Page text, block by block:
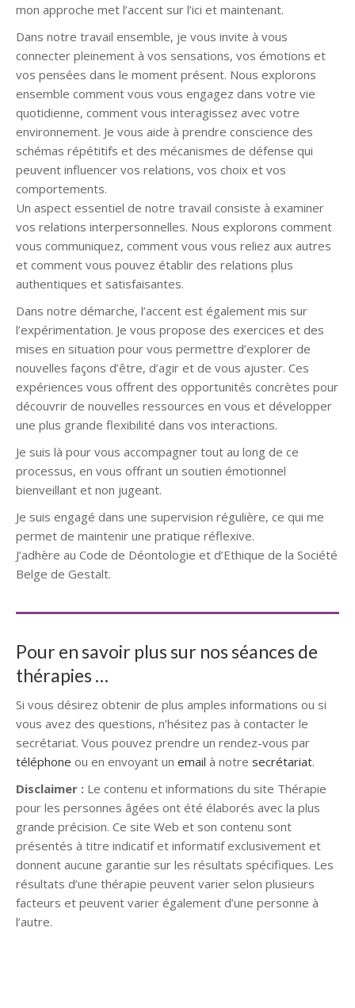
mon approche met l’accent sur l’ici et maintenant.
Dans notre travail ensemble, je vous invite à vous
connecter pleinement à vos sensations, vos émotions et
vos pensées dans le moment présent. Nous explorons
ensemble comment vous vous engagez dans votre vie
quotidienne, comment vous interagissez avec votre
environnement. Je vous aide à prendre conscience des
schémas répétitifs et des mécanismes de défense qui
peuvent influencer vos relations, vos choix et vos
comportements.
Un aspect essentiel de notre travail consiste à examiner
vos relations interpersonnelles. Nous explorons comment
vous communiquez, comment vous vous reliez aux autres
et comment vous pouvez établir des relations plus
authentiques et satisfaisantes.
Dans notre démarche, l’accent est également mis sur
l’expérimentation. Je vous propose des exercices et des
mises en situation pour vous permettre d’explorer de
nouvelles façons d’être, d’agir et de vous ajuster. Ces
expériences vous offrent des opportunités concrètes pour
découvrir de nouvelles ressources en vous et développer
une plus grande flexibilité dans vos interactions.
Je suis là pour vous accompagner tout au long de ce
processus, en vous offrant un soutien émotionnel
bienveillant et non jugeant.
Je suis engagé dans une supervision régulière, ce qui me
permet de maintenir une pratique réflexive.
J’adhère au Code de Déontologie et d’Ethique de la Société
Belge de Gestalt.
Pour en savoir plus sur nos séances de
thérapies …
Si vous désirez obtenir de plus amples informations ou si
vous avez des questions, n’hésitez pas à contacter le
secrétariat. Vous pouvez prendre un rendez-vous par
téléphone ou en envoyant un email à notre secrétariat.
Disclaimer : Le contenu et informations du site Thérapie
pour les personnes âgées ont été élaborés avec la plus
grande précision. Ce site Web et son contenu sont
présentés à titre indicatif et informatif exclusivement et
donnent aucune garantie sur les résultats spécifiques. Les
résultats d’une thérapie peuvent varier selon plusieurs
facteurs et peuvent varier également d’une personne à
l’autre.